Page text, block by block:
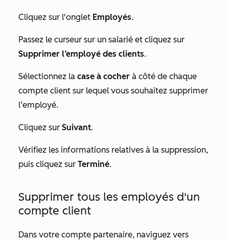
Cliquez sur l'onglet Employés.
Passez le curseur sur un salarié et cliquez sur
Supprimer l’employé des clients.
Sélectionnez la case à cocher à côté de chaque
compte client sur lequel vous souhaitez supprimer
l’employé.
Cliquez sur Suivant.
Vérifiez les informations relatives à la suppression,
puis cliquez sur Terminé.
Supprimer tous les employés d'un
compte client
Dans votre compte partenaire, naviguez vers